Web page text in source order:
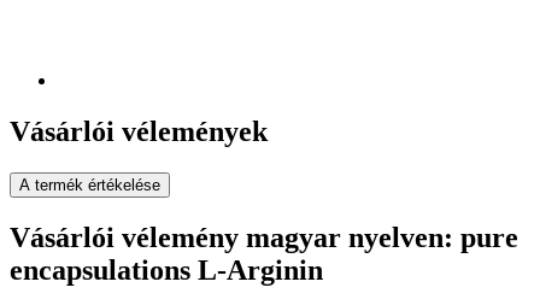
Vásárlói vélemények
A termék értékelése
Vásárlói vélemény magyar nyelven: pure
encapsulations L-Arginin